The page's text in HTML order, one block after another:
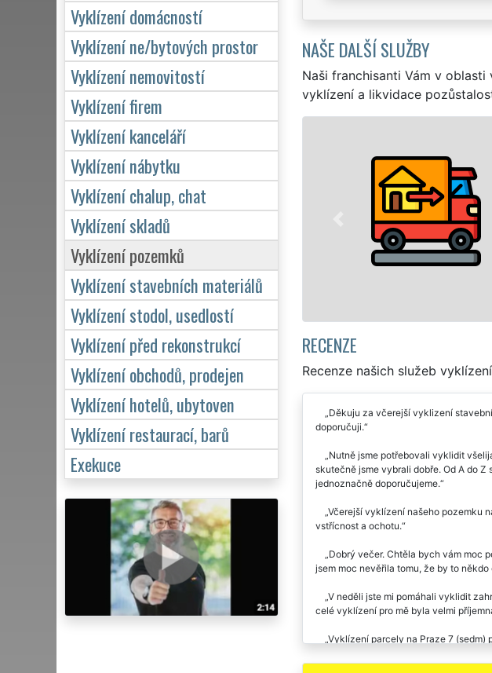
NAŠE DALŠÍ SLUŽBY
Naši franchisanti Vám v
vyklízení a likvidace
RECENZE
Recenze našich služeb
Děkuju za včerejší vyklizení
doporučuji.
Nutně jsme potřebovali vyklidit
skutečně jsme vybrali dobře. Od A do
jednoznačně doporučujeme.
Včerejší vyklízení našeho pozemku
vstřícnost a ochotu.
Dobrý večer. Chtěla bych vám moc
jsem moc nevěřila tomu, že by to
V neděli jste mi pomáhali vyklidit
celé vyklízení pro mě byla velmi
Vyklízení parcely na Praze 7 (sedm)
Vyklízení domácností
Vyklízení ne/bytových prostor
Vyklízení nemovitostí
Vyklízení firem
Vyklízení kanceláří
Vyklízení nábytku
Vyklízení chalup, chat
Vyklízení skladů
Vyklízení pozemků
Vyklízení stavebních materiálů
Vyklízení stodol, usedlostí
Vyklízení před rekonstrukcí
Vyklízení obchodů, prodejen
Vyklízení hotelů, ubytoven
Vyklízení restaurací, barů
Exekuce